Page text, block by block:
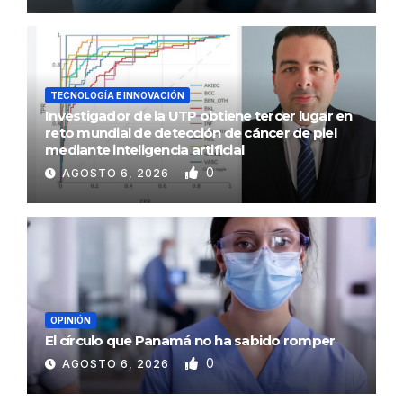
TECNOLOGÍA E INNOVACIÓN
Investigador de la UTP obtiene tercer lugar en
reto mundial de detección de cáncer de piel
mediante inteligencia artificial
AGOSTO 6, 2026 0
OPINIÓN
El círculo que Panamá no ha sabido romper
AGOSTO 6, 2026 0